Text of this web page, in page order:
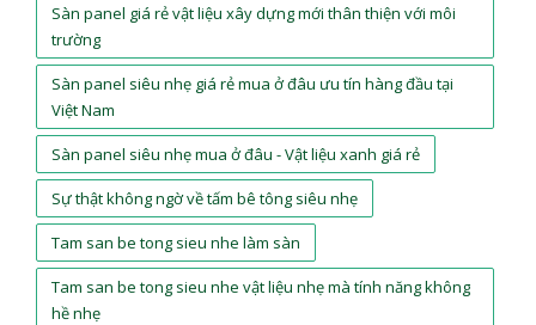
Sàn panel giá rẻ vật liệu xây dựng mới thân thiện với môi
trường
Sàn panel siêu nhẹ giá rẻ mua ở đâu ưu tín hàng đầu tại
Việt Nam
Sàn panel siêu nhẹ mua ở đâu - Vật liệu xanh giá rẻ
Sự thật không ngờ về tấm bê tông siêu nhẹ
Tam san be tong sieu nhe làm sàn
Tam san be tong sieu nhe vật liệu nhẹ mà tính năng không
hề nhẹ